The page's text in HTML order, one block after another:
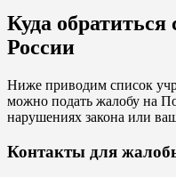
Куда
России
Ниже приводим список
можно подать жалобу на
нарушениях закона или
Контакты для